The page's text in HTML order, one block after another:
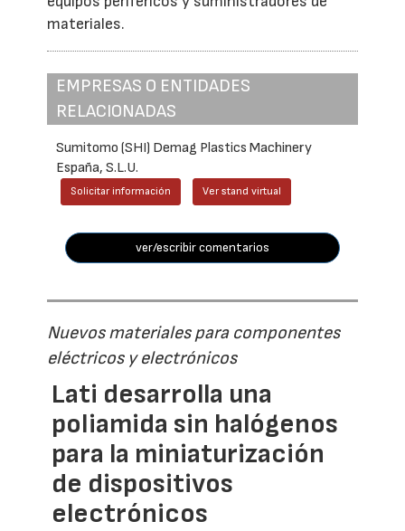
materiales.
EMPRESAS O ENTIDADES
RELACIONADAS
Sumitomo (SHI) Demag Plastics Machinery
España, S.L.U.
Solicitar información Ver stand virtual
ver/escribir comentarios
Nuevos materiales para componentes
eléctricos y electrónicos
Lati desarrolla una
poliamida sin halógenos
para la miniaturización
de dispositivos
electrónicos